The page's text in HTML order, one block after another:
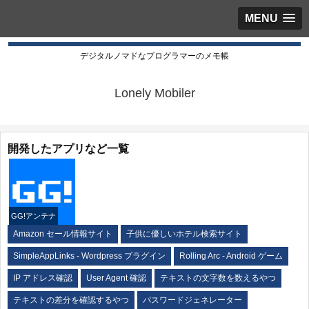
MENU
デジタルノマドなプログラマーのメモ帳
Lonely Mobiler
開発したアプリなど一覧
GG!アンテナ
Amazon セール情報サイト 子供に優しいホテル検索サイト
SimpleAppLinks - Wordpress プラグイン Rolling Arc - Android ゲーム
IP アドレス確認 User Agent 確認 テキストの文字数を数えるやつ
テキストの差分を確認するやつ パスワードジェネレーター